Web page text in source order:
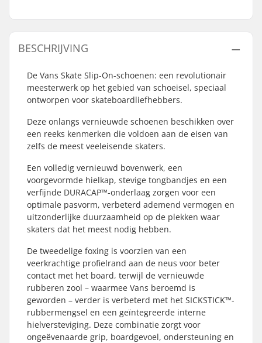
BESCHRIJVING
De Vans Skate Slip-On-schoenen: een revolutionair
meesterwerk op het gebied van schoeisel, speciaal
ontworpen voor skateboardliefhebbers.
Deze onlangs vernieuwde schoenen beschikken over
een reeks kenmerken die voldoen aan de eisen van
zelfs de meest veeleisende skaters.
Een volledig vernieuwd bovenwerk, een
voorgevormde hielkap, stevige tongbandjes en een
verfijnde DURACAP™-onderlaag zorgen voor een
optimale pasvorm, verbeterd ademend vermogen en
uitzonderlijke duurzaamheid op de plekken waar
skaters dat het meest nodig hebben.
De tweedelige foxing is voorzien van een
veerkrachtige profielrand aan de neus voor beter
contact met het board, terwijl de vernieuwde
rubberen zool – waarmee Vans beroemd is
geworden – verder is verbeterd met het SICKSTICK™-
rubbermengsel en een geïntegreerde interne
hielversteviging. Deze combinatie zorgt voor
ongeëvenaarde grip, boardgevoel, ondersteuning en